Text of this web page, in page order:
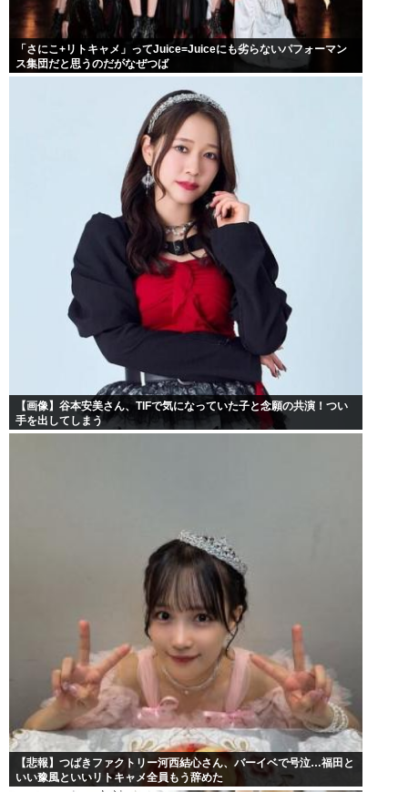
「さにこ+リトキャメ」ってJuice=Juiceにも劣らないパフォーマン
ス集団だと思うのだがなぜつば
【画像】谷本安美さん、TIFで気になっていた子と念願の共演！つい
手を出してしまう
【悲報】つばきファクトリー河西結心さん、バーイベで号泣…福田と
いい豫風といいリトキャメ全員もう辞めた